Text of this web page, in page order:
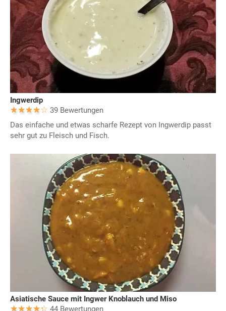
Ingwerdip
39 Bewertungen
Das einfache und etwas scharfe Rezept von Ingwerdip passt
sehr gut zu Fleisch und Fisch.
Asiatische Sauce mit Ingwer Knoblauch und Miso
44 Bewertungen